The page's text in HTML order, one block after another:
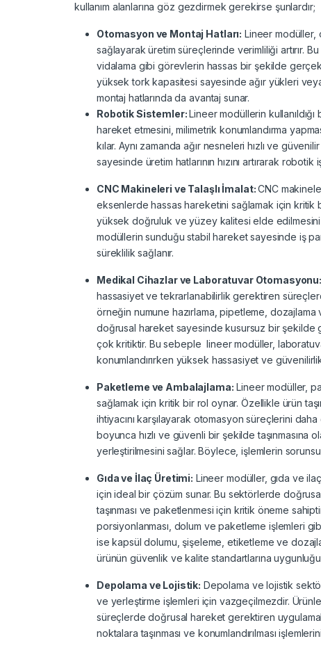
kullanım alanlarına göz gezdirmek gerekirse şunlardır;
Otomasyon ve Montaj Hatları: Lineer modüller,
sağlayarak üretim süreçlerinde verimliliği artırır.
vidalama gibi görevlerin hassas bir şekilde
yüksek tork kapasitesi sayesinde ağır yükleri
montaj hatlarında da avantaj sunar.
Robotik Sistemler:Lineer modüllerin
hareket etmesini, milimetrik konumlandırma
kılar. Aynı zamanda ağır nesneleri hızlı ve
sayesinde üretim hatlarının hızını artırarak
CNC Makineleri ve Talaşlı İmalat:CNC
eksenlerde hassas hareketini sağlamak için kritik
yüksek doğruluk ve yüzey kalitesi elde
modüllerin sunduğu stabil hareket sayesinde iş
süreklilik sağlanır.
Medikal Cihazlar ve Laboratuvar Otomasyonu:
hassasiyet ve tekrarlanabilirlik gerektiren
örneğin numune hazırlama, pipetleme, dozajlama
doğrusal hareket sayesinde kusursuz bir şekilde
çok kritiktir. Bu sebeple lineer modüller,
konumlandırırken yüksek hassasiyet ve
Paketleme ve Ambalajlama: Lineer modüller,
sağlamak için kritik bir rol oynar. Özellikle ürün
ihtiyacını karşılayarak otomasyon süreçlerini
boyunca hızlı ve güvenli bir şekilde
yerleştirilmesini sağlar. Böylece, işlemlerin
Gıda ve İlaç Üretimi: Lineer modüller, gıda ve
için ideal bir çözüm sunar. Bu sektörlerde
taşınması ve paketlenmesi için kritik öneme
porsiyonlanması, dolum ve paketleme işlemleri
ise kapsül dolumu, şişeleme, etiketleme ve
ürünün güvenlik ve kalite standartlarına
Depolama ve Lojistik: Depolama ve lojistik
ve yerleştirme işlemleri için vazgeçilmezdir.
süreçlerde doğrusal hareket gerektiren
noktalara taşınması ve konumlandırılması